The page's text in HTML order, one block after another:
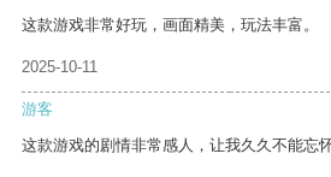
这款游戏非常好玩，画面精美，玩法丰富。
2025-10-11
游客
这款游戏的剧情非常感人，让我久久不能忘怀